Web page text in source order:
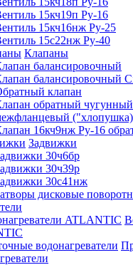
15кч19п Ру-16
15кч16нж Ру-25
15с22нж Ру-40
Клапаны
балансировочный
балансировочный
клапан
обратный чугунный
16кч9нж Ру-16
Задвижки
30ч6бр
30ч39р
30с41нж
дисковые